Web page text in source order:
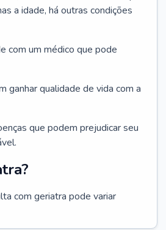
a idade, há outras condições
com um médico que pode
ganhar qualidade de vida com a
que podem prejudicar seu
com geriatra pode variar